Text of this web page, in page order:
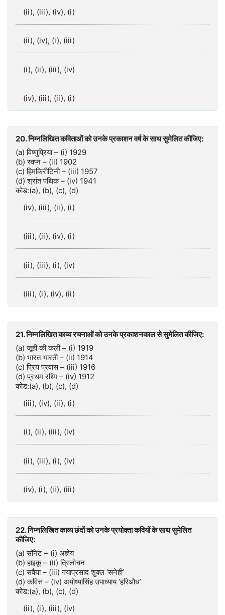
(ii), (iii), (iv), (i)
(ii), (iv), (i), (iii)
(i), (ii), (iii), (iv)
(iv), (iii), (ii), (i)
20. निम्नलिखित कविताओं को उनके प्रकाशन वर्ष के साथ सुमेलित कीजिए:
(a) विष्णुप्रिया – (i) 1929
(b) स्वप्न – (ii) 1902
(c) हिमकिरीटिनी – (iii) 1957
(d) श्रांत पथिक – (iv) 1941
कोड:(a), (b), (c), (d)
(iv), (iii), (ii), (i)
(iii), (ii), (iv), (i)
(ii), (iii), (i), (iv)
(iii), (i), (iv), (ii)
21. निम्नलिखित काव्य रचनाओं को उनके प्रकाशनकाल से सुमेलित कीजिए:
(a) जूही की कली – (i) 1919
(b) भारत भारती – (ii) 1914
(c) प्रिय प्रवास – (iii) 1916
(d) प्रथम रश्मि – (iv) 1912
कोड:(a), (b), (c), (d)
(iii), (iv), (ii), (i)
(i), (ii), (iii), (iv)
(ii), (iii), (i), (iv)
(iv), (i), (ii), (iii)
22. निम्नलिखित काव्य छंदों को उनके प्रयोक्‍ता कवियों के साथ सुमेलित
कीजिए:
(a) सॉनेट – (i) अज्ञेय
(b) हाइकू – (ii) त्रिलोचन
(c) सवैया – (iii) गयाप्रसाद शुक्ल ‘सनेही’
(d) कवित्त – (iv) अयोध्यासिंह उपाध्याय ‘हरिऔध’
कोड:(a), (b), (c), (d)
(ii), (i), (iii), (iv)